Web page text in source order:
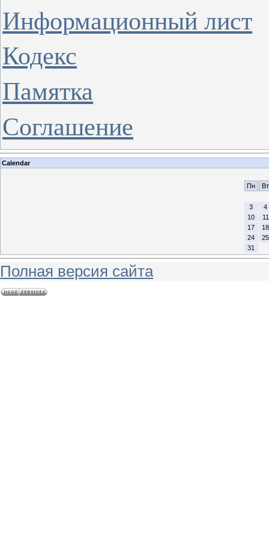
Информационный лист
Кодекс
Памятка
Соглашение
Calendar
Пн
Вт
3
4
10
11
17
18
24
25
31
Полная версия сайта